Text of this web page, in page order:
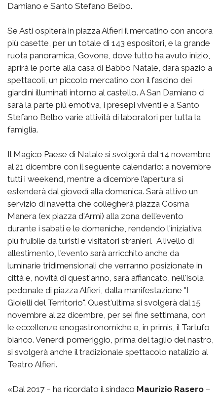
Damiano e Santo Stefano Belbo.
Se Asti ospiterà in piazza Alfieri il mercatino con ancora
più casette, per un totale di 143 espositori, e la grande
ruota panoramica, Govone, dove tutto ha avuto inizio,
aprirà le porte alla casa di Babbo Natale, darà spazio a
spettacoli, un piccolo mercatino con il fascino dei
giardini illuminati intorno al castello. A San Damiano ci
sarà la parte più emotiva, i presepi viventi e a Santo
Stefano Belbo varie attività di laboratori per tutta la
famiglia.
Il Magico Paese di Natale si svolgerà dal 14 novembre
al 21 dicembre con il seguente calendario: a novembre
tutti i weekend, mentre a dicembre l’apertura si
estenderà dal giovedì alla domenica. Sarà attivo un
servizio di navetta che collegherà piazza Cosma
Manera (ex piazza d'Armi) alla zona dell'evento
durante i sabati e le domeniche, rendendo l'iniziativa
più fruibile da turisti e visitatori stranieri. A livello di
allestimento, l'evento sarà arricchito anche da
luminarie tridimensionali che verranno posizionate in
città e, novità di quest'anno, sarà affiancato, nell'isola
pedonale di piazza Alfieri, dalla manifestazione "I
Gioielli del Territorio". Quest'ultima si svolgerà dal 15
novembre al 22 dicembre, per sei fine settimana, con
le eccellenze enogastronomiche e, in primis, il Tartufo
bianco. Venerdì pomeriggio, prima del taglio del nastro,
si svolgerà anche il tradizionale spettacolo natalizio al
Teatro Alfieri.
«Dal 2017 – ha ricordato il sindaco Maurizio Rasero –